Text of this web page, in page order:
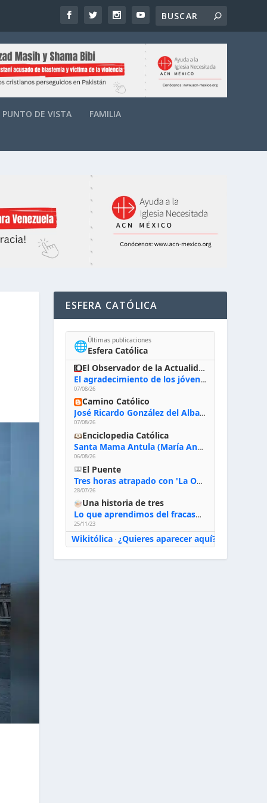
PUNTO DE VISTA FAMILIA
ESFERA CATÓLICA
🌐Últimas publicaciones
Esfera Católica
El Observador de la Actualidad
El agradecimiento de los jóvenes al Papa: «Hoy nos sentimos Iglesia»
07/08/26
Camino Católico
José Ricardo González del Alba, artista sacro: «Yo oro, hablo con Dios, le pido al Espíritu Santo su inspiración y siempre pinto rezando el rosario para que sea Él quien actúe a través de mis manos»
07/08/26
Enciclopedia Católica
Santa Mama Antula (María Antonia de Paz y Figueroa)
06/08/26
El Puente
Tres horas atrapado con 'La Odisea' de Nolan
28/07/26
Una historia de tres
Lo que aprendimos del fracaso al emprender
25/11/23
Wikitólica· ¿Quieres aparecer aquí?